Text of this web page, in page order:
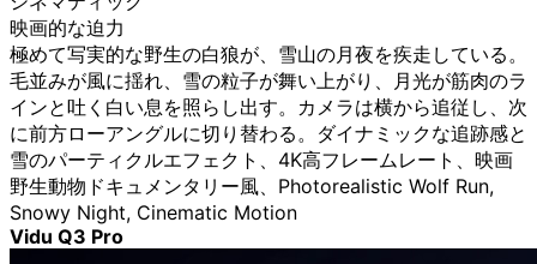
映画的な迫力
極めて写実的な野生の白狼が、雪山の月夜を疾走している。
毛並みが風に揺れ、雪の粒子が舞い上がり、月光が筋肉のラ
インと吐く白い息を照らし出す。カメラは横から追従し、次
に前方ローアングルに切り替わる。ダイナミックな追跡感と
雪のパーティクルエフェクト、4K高フレームレート、映画
野生動物ドキュメンタリー風、Photorealistic Wolf Run,
Snowy Night, Cinematic Motion
Vidu Q3 Pro